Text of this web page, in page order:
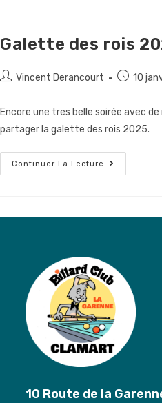
Galette des rois
Auteur/autrice
la
Vincent Derancourt 10
Encore une tres belle soirée avec
partager la galette des rois 2025.
Continuer La Lecture
Galette
Des
10 Route de la